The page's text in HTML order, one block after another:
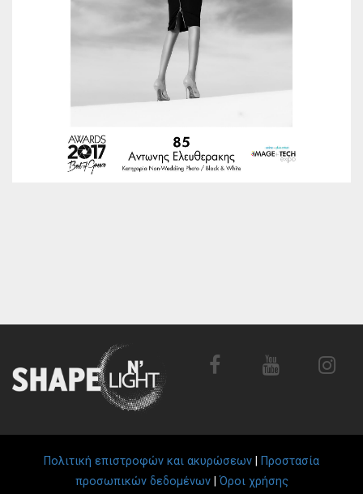
Πολιτική επιστροφών και ακυρώσεων
Προστασία
προσωπικών δεδομένων|Όροι χρήσης